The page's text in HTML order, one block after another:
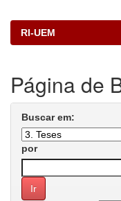
RI-UEM
Página de
Buscar em:
por